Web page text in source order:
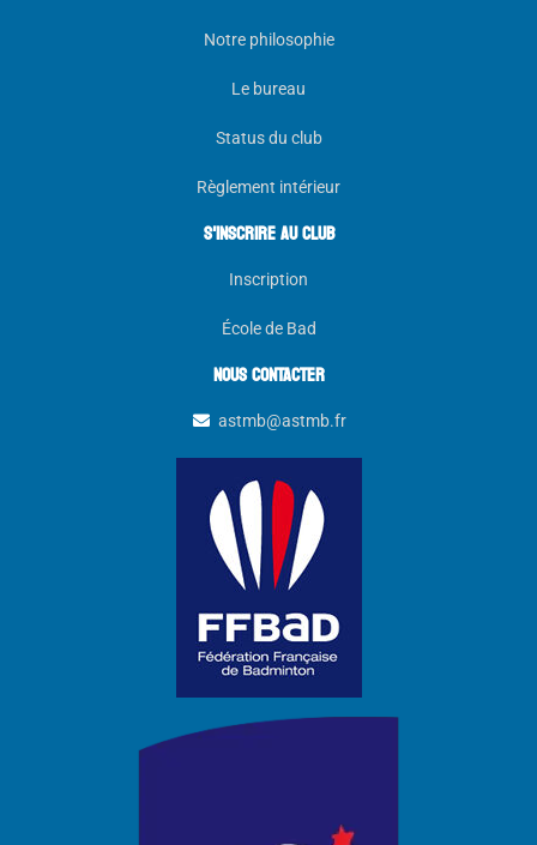
Notre philosophie
Le bureau
Status du club
Règlement intérieur
s'inscrire au club
Inscription
École de Bad
NOUS CONTACTER
astmb@astmb.fr